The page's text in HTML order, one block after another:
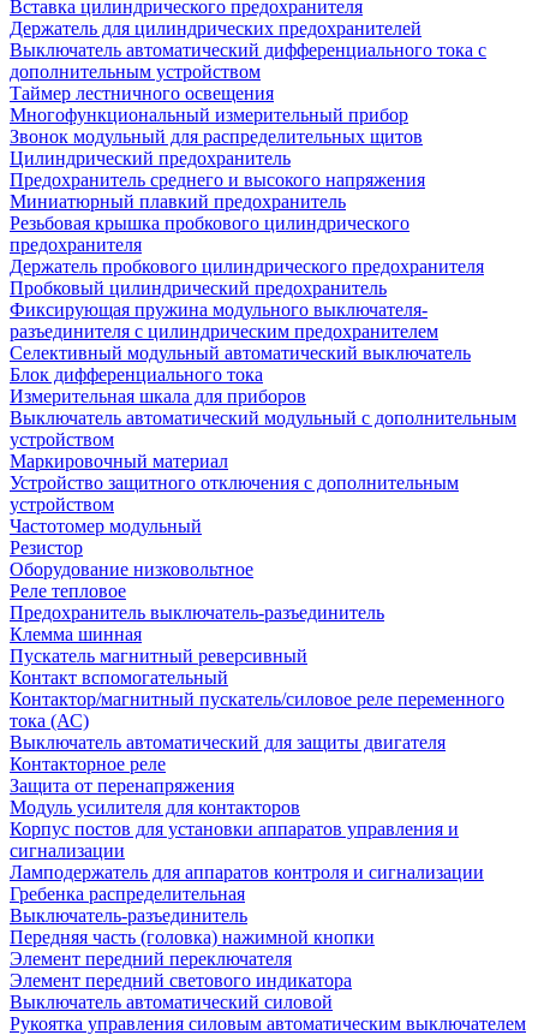
Вставка цилиндрического предохранителя
Держатель для цилиндрических предохранителей
Выключатель автоматический дифференциального тока с
дополнительным устройством
Таймер лестничного освещения
Многофункциональный измерительный прибор
Звонок модульный для распределительных щитов
Цилиндрический предохранитель
Предохранитель среднего и высокого напряжения
Миниатюрный плавкий предохранитель
Резьбовая крышка пробкового цилиндрического
предохранителя
Держатель пробкового цилиндрического предохранителя
Пробковый цилиндрический предохранитель
Фиксирующая пружина модульного выключателя-
разъединителя с цилиндрическим предохранителем
Селективный модульный автоматический выключатель
Блок дифференциального тока
Измерительная шкала для приборов
Выключатель автоматический модульный с дополнительным
устройством
Маркировочный материал
Устройство защитного отключения с дополнительным
устройством
Частотомер модульный
Резистор
Оборудование низковольтное
Реле тепловое
Предохранитель выключатель-разъединитель
Клемма шинная
Пускатель магнитный реверсивный
Контакт вспомогательный
Контактор/магнитный пускатель/силовое реле переменного
тока (АС)
Выключатель автоматический для защиты двигателя
Контакторное реле
Защита от перенапряжения
Модуль усилителя для контакторов
Корпус постов для установки аппаратов управления и
сигнализации
Ламподержатель для аппаратов контроля и сигнализации
Гребенка распределительная
Выключатель-разъединитель
Передняя часть (головка) нажимной кнопки
Элемент передний переключателя
Элемент передний светового индикатора
Выключатель автоматический силовой
Рукоятка управления силовым автоматическим выключателем